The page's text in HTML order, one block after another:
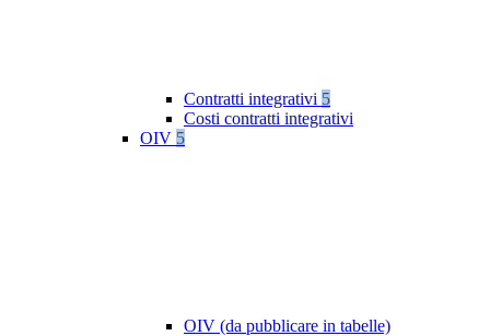
Contratti integrativi 5
Costi contratti integrativi
OIV 5
OIV (da pubblicare in tabelle)